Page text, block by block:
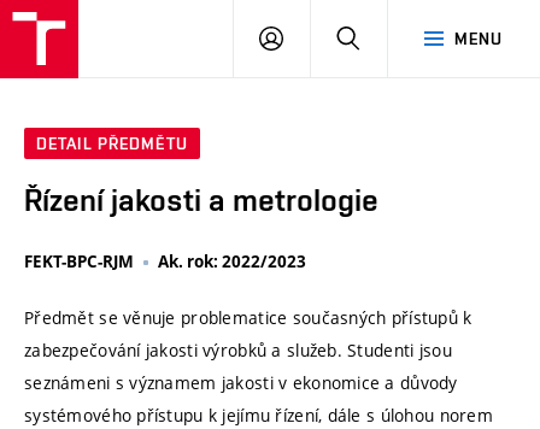
MENU
PŘIHLÁSIT
DETAIL PŘEDMĚTU
Řízení jakosti a metrologie
FEKT-BPC-RJM Ak. rok: 2022/2023
Předmět se věnuje problematice současných přístupů k
zabezpečování jakosti výrobků a služeb. Studenti jsou
seznámeni s významem jakosti v ekonomice a důvody
systémového přístupu k jejímu řízení, dále s úlohou norem